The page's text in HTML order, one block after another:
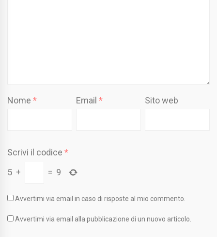
Nome * Email* Sito web
Scrivi il codice *
5 + = 9
Avvertimi via email in caso di risposte al mio commento.
Avvertimi via email alla pubblicazione di un nuovo articolo.